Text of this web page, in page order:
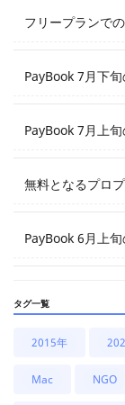
フリープランで
PayBook 7月下
PayBook 7月上
無料となるプロ
PayBook 6月上
タグ一覧
2015年
Mac NGO